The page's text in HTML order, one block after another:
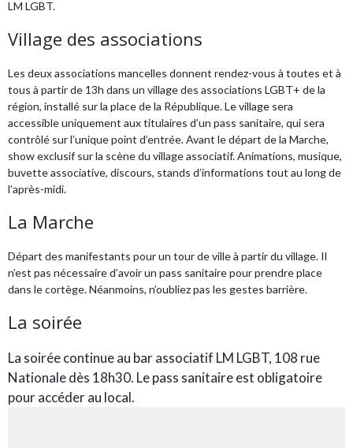
LM LGBT.
Village des associations
Les deux associations mancelles donnent rendez-vous à toutes et à
tous à partir de 13h dans un village des associations LGBT+ de la
région, installé sur la place de la République. Le village sera
accessible uniquement aux titulaires d’un pass sanitaire, qui sera
contrôlé sur l’unique point d’entrée. Avant le départ de la Marche,
show exclusif sur la scène du village associatif. Animations, musique,
buvette associative, discours, stands d’informations tout au long de
l’après-midi.
La Marche
Départ des manifestants pour un tour de ville à partir du village. Il
n’est pas nécessaire d’avoir un pass sanitaire pour prendre place
dans le cortège. Néanmoins, n’oubliez pas les gestes barrière.
La soirée
La soirée continue au bar associatif LM LGBT, 108 rue
Nationale dès 18h30. Le pass sanitaire est obligatoire
pour accéder au local.